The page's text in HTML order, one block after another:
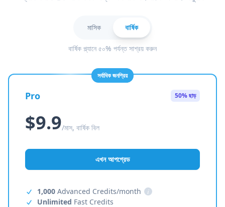
মাসিক বার্ষিক
বার্ষিক প্ল্যানে ৫০% পর্যন্ত সাশ্রয় করুন
সর্বাধিক জনপ্রিয়
Pro 50% ছাড়
$9.9/মাস, বার্ষিক বিল
এখন আপগ্রেড
1,000 Advanced Credits/month
i
Unlimited Fast Credits